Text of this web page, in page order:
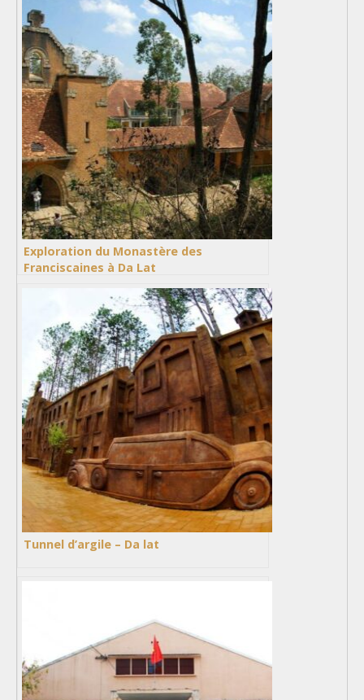
Exploration du Monastère des
Franciscaines à Da Lat
Tunnel d’argile – Da lat